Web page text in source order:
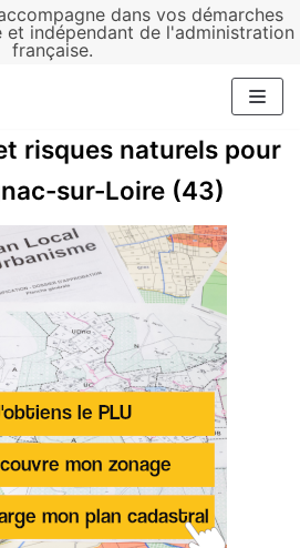
dans vos démarches
et indépendant de l'administration
française.
risques naturels pour
sur-Loire (43)